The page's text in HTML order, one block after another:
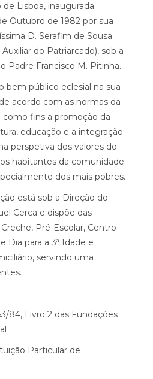
de Lisboa, inaugurada
Outubro de 1982 por sua
D. Serafim de Sousa
do Patriarcado), sob a
Padre Francisco M. Pitinha.
bem público eclesial na sua
acordo com as normas da
como fins a promoção da
educação e a integração
perspetiva dos valores do
habitantes da comunidade
dos mais pobres.
está sob a Direção do
Cerca e dispõe das
Pré-Escolar, Centro
Dia para a 3ª Idade e
servindo uma
84, Livro 2 das Fundações
Particular de